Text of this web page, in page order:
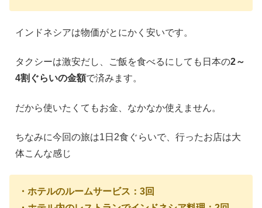
インドネシアは物価がとにかく安いです。
タクシーは激安だし、ご飯を食べるにしても日本の2～
4割ぐらいの金額で済みます。
だから使いたくてもお金、なかなか使えません。
ちなみに今回の旅は1日2食ぐらいで、行ったお店は大
体こんな感じ
・ホテルのルームサービス：3回